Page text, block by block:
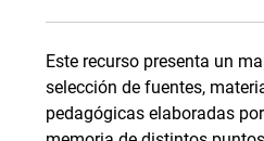
Este recurso presenta un
selección de fuentes,
pedagógicas elaboradas